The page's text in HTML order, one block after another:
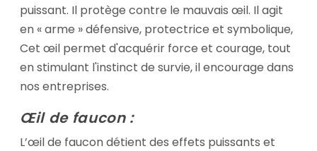
puissant. Il protège contre le mauvais œil. Il agit
en « arme » défensive, protectrice et symbolique,
Cet œil permet d'acquérir force et courage, tout
en stimulant l'instinct de survie, il encourage dans
nos entreprises.
Œil de faucon :
L’œil de faucon détient des effets puissants et